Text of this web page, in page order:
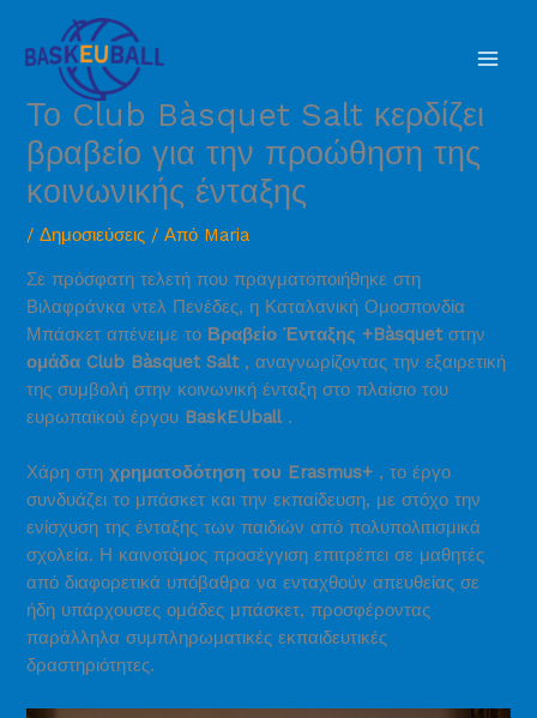
περιεχόμενο
Το Club Bàsquet Salt κερδίζει
βραβείο για την προώθηση της
κοινωνικής ένταξης
/Δημοσιεύσεις / Από Maria
Σε πρόσφατη τελετή που πραγματοποιήθηκε στη
Βιλαφράνκα ντελ Πενέδες, η Καταλανική Ομοσπονδία
Μπάσκετ απένειμε το Βραβείο Ένταξης +Bàsquetστην
ομάδα Club Bàsquet Salt, αναγνωρίζοντας την εξαιρετική
της συμβολή στην κοινωνική ένταξη στο πλαίσιο του
ευρωπαϊκού έργου BaskEUball.
Χάρη στηχρηματοδότηση του Erasmus+ , το έργο
συνδυάζει το μπάσκετ και την εκπαίδευση, με στόχο την
ενίσχυση της ένταξης των παιδιών από πολυπολιτισμικά
σχολεία. Η καινοτόμος προσέγγιση επιτρέπει σε μαθητές
από διαφορετικά υπόβαθρα να ενταχθούν απευθείας σε
ήδη υπάρχουσες ομάδες μπάσκετ, προσφέροντας
παράλληλα συμπληρωματικές εκπαιδευτικές
δραστηριότητες.